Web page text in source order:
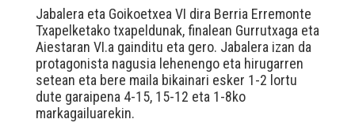
Jabalera eta Goikoetxea VI dira Berria Erremonte
Txapelketako txapeldunak, finalean Gurrutxaga eta
Aiestaran VI.a gainditu eta gero. Jabalera izan da
protagonista nagusia lehenengo eta hirugarren
setean eta bere maila bikainari esker 1-2 lortu
dute garaipena 4-15, 15-12 eta 1-8ko
markagailuarekin.